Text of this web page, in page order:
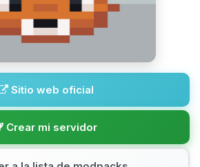
Sitio web oficial
Crear mi servidor